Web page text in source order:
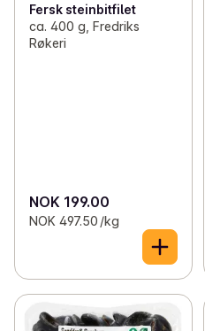
Fersk steinbitfilet
ca. 400 g, Fredriks
Røkeri
NOK 199.00
NOK 497.50 /kg